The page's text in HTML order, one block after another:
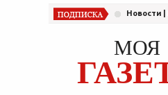
Новости
МОЯ